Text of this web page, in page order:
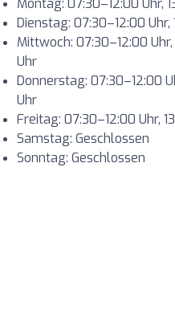
Montag: 07:30–12:00 Uhr,
Dienstag: 07:30–12:00 Uhr,
Mittwoch: 07:30–12:00 Uhr,
Uhr
Donnerstag: 07:30–12:00
Uhr
Freitag: 07:30–12:00 Uhr,
Samstag: Geschlossen
Sonntag: Geschlossen